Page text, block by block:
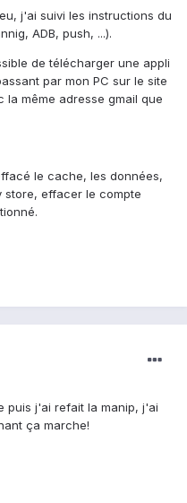
j'ai suivi les instructions du
ADB, push, ...).
de télécharger une appli
par mon PC sur le site
même adresse gmail que
le cache, les données,
store, effacer le compte
puis j'ai refait la manip, j'ai
ça marche!